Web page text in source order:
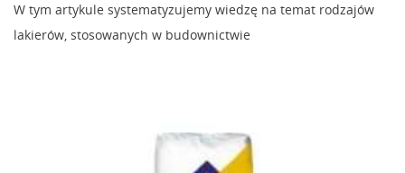
W tym artykule systematyzujemy wiedzę na temat rodzajów
lakierów, stosowanych w budownictwie